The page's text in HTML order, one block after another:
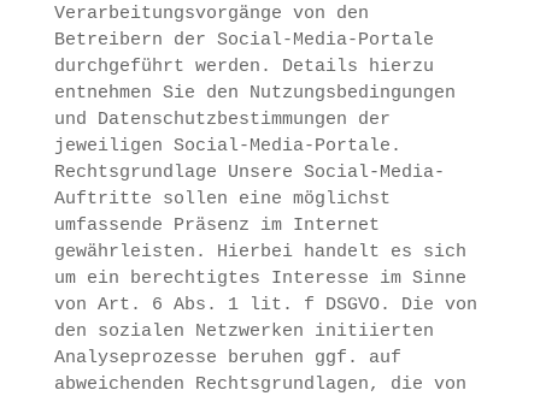
Verarbeitungsvorgänge von den
Betreibern der Social-Media-Portale
durchgeführt werden. Details hierzu
entnehmen Sie den Nutzungsbedingungen
und Datenschutzbestimmungen der
jeweiligen Social-Media-Portale.
Rechtsgrundlage Unsere Social-Media-
Auftritte sollen eine möglichst
umfassende Präsenz im Internet
gewährleisten. Hierbei handelt es sich
um ein berechtigtes Interesse im Sinne
von Art. 6 Abs. 1 lit. f DSGVO. Die von
den sozialen Netzwerken initiierten
Analyseprozesse beruhen ggf. auf
abweichenden Rechtsgrundlagen, die von